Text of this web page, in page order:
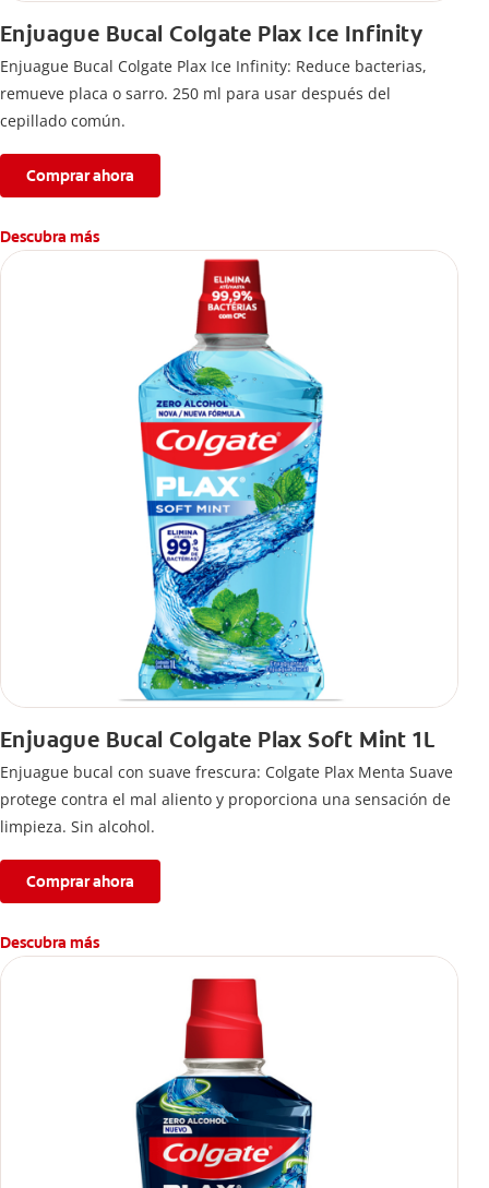
Enjuague Bucal Colgate Plax Ice Infinity
Enjuague Bucal Colgate Plax Ice Infinity: Reduce bacterias,
remueve placa o sarro. 250 ml para usar después del
cepillado común.
Comprar ahora
Descubra más
Enjuague Bucal Colgate Plax Soft Mint 1L
Enjuague bucal con suave frescura: Colgate Plax Menta Suave
protege contra el mal aliento y proporciona una sensación de
limpieza. Sin alcohol.
Comprar ahora
Descubra más